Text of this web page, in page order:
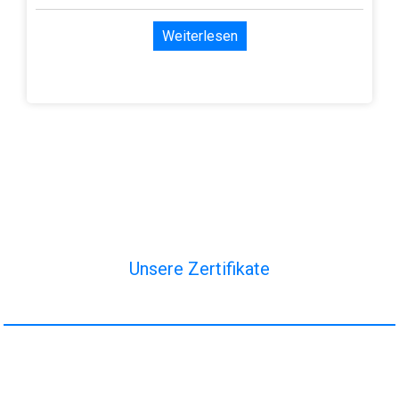
Weiterlesen
Unsere Zertifikate